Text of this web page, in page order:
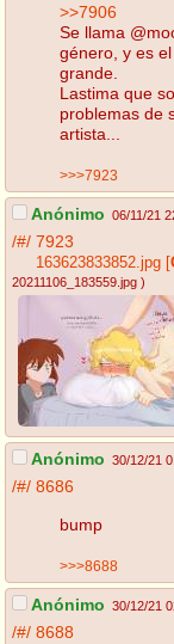
>>7906
Se llama
género, y es
grande.
Lastima que
problemas de
artista...
>>>7923
Anónimo 06/11/21
/#/ 7923
163623833852.jpg
20211106_183559.jpg )
Anónimo 30/12/21
/#/ 8686
bump
>>>8688
Anónimo 30/12/21
/#/ 8688